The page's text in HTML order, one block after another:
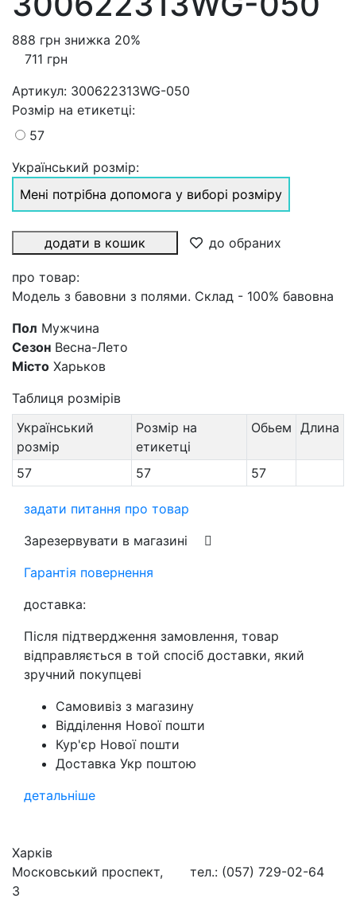
888 грн знижка 20%
711 грн
Артикул: 300622313WG-050
Розмiр на етикетці:
57
Український розмір:
Мені потрібна допомога у виборі розміру
додати в кошик до обраних
про товар:
Модель з бавовни з полями. Склад - 100% бавовна
Пол Мужчина
Сезон Весна-Лето
Місто Харьков
Таблиця розмірів
Український
розмір
Розмір на
етикетці
Обьем Длина
57 57 57
задати питання про товар
Зарезервувати в магазині
Гарантія повернення
доставка:
Після підтвердження замовлення, товар
відправляється в той спосіб доставки, який
зручний покупцеві
Самовивіз з магазину
Відділення Нової пошти
Кур'єр Нової пошти
Доставка Укр поштою
детальніше
Харків
Московський проспект,
3
тел.: (057) 729-02-64